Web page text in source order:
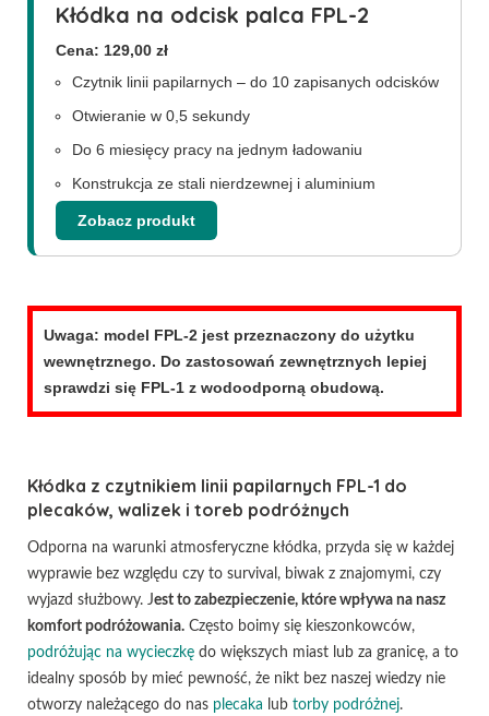
Kłódka na odcisk palca FPL-2
Cena: 129,00 zł
Czytnik linii papilarnych – do 10 zapisanych odcisków
Otwieranie w 0,5 sekundy
Do 6 miesięcy pracy na jednym ładowaniu
Konstrukcja ze stali nierdzewnej i aluminium
Zobacz produkt
Uwaga: model FPL-2 jest przeznaczony do użytku
wewnętrznego. Do zastosowań zewnętrznych lepiej
sprawdzi się FPL-1 z wodoodporną obudową.
Kłódka z czytnikiem linii papilarnych FPL-1 do
plecaków, walizek i toreb podróżnych
Odporna na warunki atmosferyczne kłódka, przyda się w każdej
wyprawie bez względu czy to survival, biwak z znajomymi, czy
wyjazd służbowy. Jest to zabezpieczenie, które wpływa na nasz
komfort podróżowania. Często boimy się kieszonkowców,
podróżując na wycieczkę do większych miast lub za granicę, a to
idealny sposób by mieć pewność, że nikt bez naszej wiedzy nie
otworzy należącego do nas plecaka lub torby podróżnej.